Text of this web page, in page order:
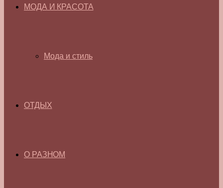
МОДА И КРАСОТА
Мода и стиль
ОТДЫХ
О РАЗНОМ